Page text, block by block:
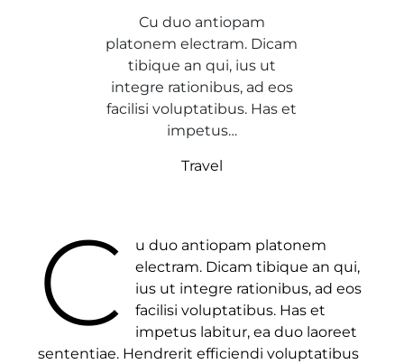
Cu duo antiopam
platonem electram. Dicam
tibique an qui, ius ut
integre rationibus, ad eos
facilisi voluptatibus. Has et
impetus…
Travel
C
u duo antiopam platonem
electram. Dicam tibique an qui,
ius ut integre rationibus, ad eos
facilisi voluptatibus. Has et
impetus labitur, ea duo laoreet
sententiae. Hendrerit efficiendi voluptatibus